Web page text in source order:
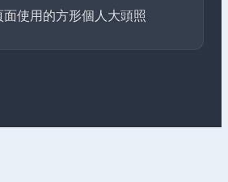
使用的方形個人大頭照